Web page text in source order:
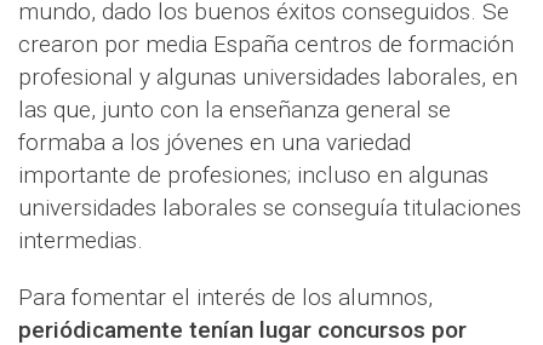
mundo, dado los buenos éxitos conseguidos. Se
crearon por media España centros de formación
profesional y algunas universidades laborales, en
las que, junto con la enseñanza general se
formaba a los jóvenes en una variedad
importante de profesiones; incluso en algunas
universidades laborales se conseguía titulaciones
intermedias.
Para fomentar el interés de los alumnos,
periódicamente tenían lugar concursos por